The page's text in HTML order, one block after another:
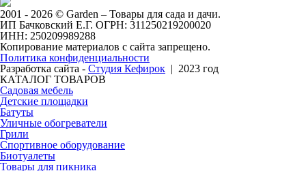
2001 - 2026 © Garden – Товары для сада и дачи.
ИП Бачковский Е.Г. ОГРН: 311250219200020
ИНН: 250209989288
Копирование материалов с сайта запрещено.
Политика конфиденциальности
Разработка сайта - Студия Кефирок | 2023 год
КАТАЛОГ ТОВАРОВ
Садовая мебель
Детские площадки
Батуты
Уличные обогреватели
Грили
Спортивное оборудование
Биотуалеты
Товары для пикника